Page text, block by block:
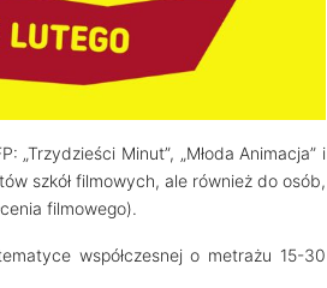
Minut”, „Młoda Animacja” i
szkół filmowych, ale również do osób,
filmowego).
współczesnej o metrażu 15-30